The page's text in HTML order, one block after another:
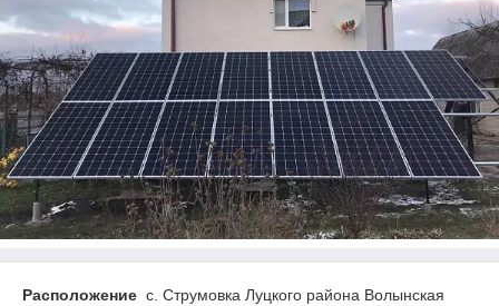
Расположение с. Струмовка Луцкого района Волынская